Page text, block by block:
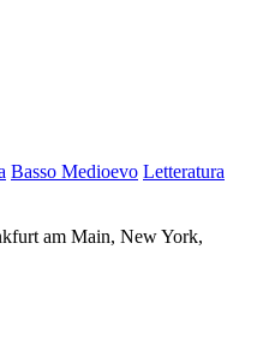
Basso Medioevo Letteratura
am Main, New York,